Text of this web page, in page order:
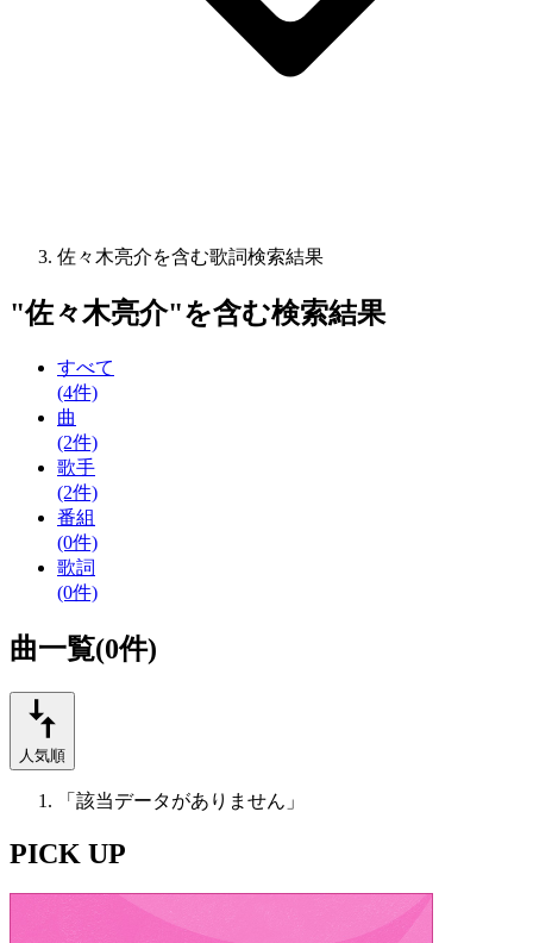
佐々木亮介を含む歌詞検索結果
"佐々木亮介"を含む検索結果
すべて
(4件)
曲
(2件)
歌手
(2件)
番組
(0件)
歌詞
(0件)
曲一覧(0件)
人気順
「該当データがありません」
PICK UP